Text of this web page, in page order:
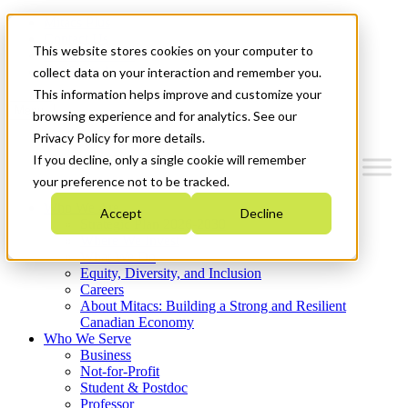
This website stores cookies on your computer to
collect data on your interaction and remember you.
This information helps improve and customize your
browsing experience and for analytics. See our
Privacy Policy for more details.
If you decline, only a single cookie will remember
your preference not to be tracked.
Accept Decline
News & Events
Get Started
Menu
Who We Are
Strategic Plan 2026-2030
What We Do
Equity, Diversity, and Inclusion
Careers
About Mitacs: Building a Strong and Resilient
Canadian Economy
Who We Serve
Business
Not-for-Profit
Student & Postdoc
Professor